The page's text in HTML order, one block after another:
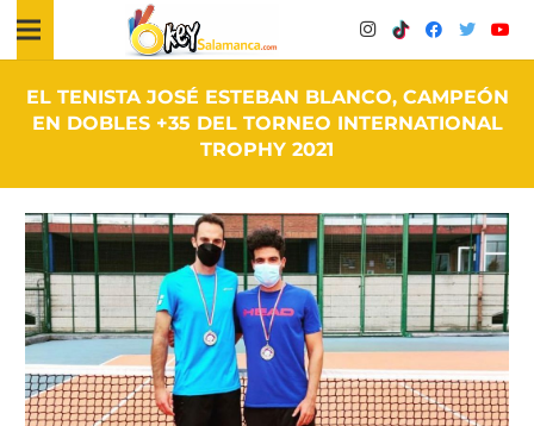
EL TENISTA JOSÉ ESTEBAN BLANCO, CAMPEÓN
EN DOBLES +35 DEL TORNEO INTERNATIONAL
TROPHY 2021